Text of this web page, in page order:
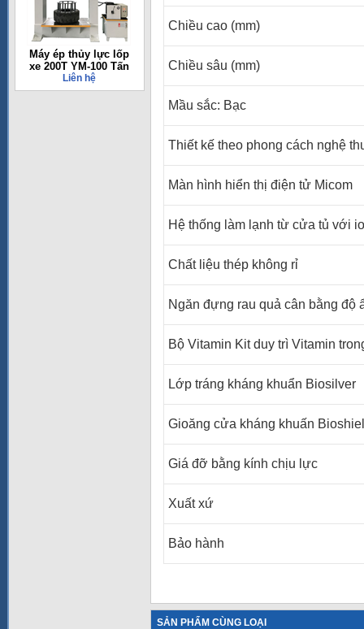
Máy ép thủy lực lốp
xe 200T YM-100 Tấn
Liên hệ
Chiều cao (mm)
Chiều sâu (mm)
Mầu sắc: Bạc
Thiết kế theo phong cách nghệ
Màn hình hiển thị điện tử Micom
Hệ thống làm lạnh từ cửa tủ với
Chất liệu thép không rỉ
Ngăn đựng rau quả cân bằng độ
Bộ Vitamin Kit duy trì Vitamin
Lớp tráng kháng khuẩn Biosilver
Gioăng cửa kháng khuấn
Giá đỡ bằng kính chịu lực
Xuất xứ
Bảo hành
SẢN PHẨM CÙNG LOẠI